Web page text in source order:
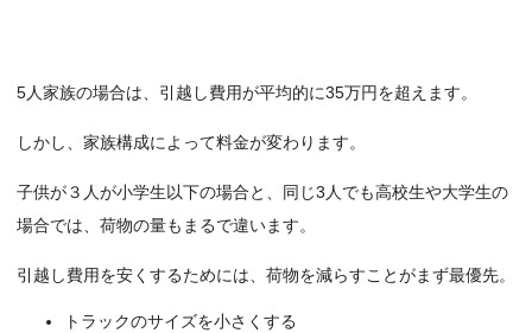
5人家族の場合は、引越し費用が平均的に35万円を超えます。
しかし、家族構成によって料金が変わります。
子供が３人が小学生以下の場合と、同じ3人でも高校生や大学生の
場合では、荷物の量もまるで違います。
引越し費用を安くするためには、荷物を減らすことがまず最優先。
トラックのサイズを小さくする